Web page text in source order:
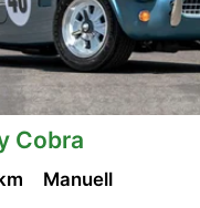
Cobra
Manuell